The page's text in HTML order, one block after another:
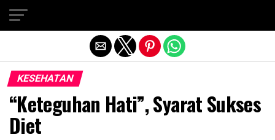
KESEHATAN
“Keteguhan Hati”, Syarat Sukses
Diet